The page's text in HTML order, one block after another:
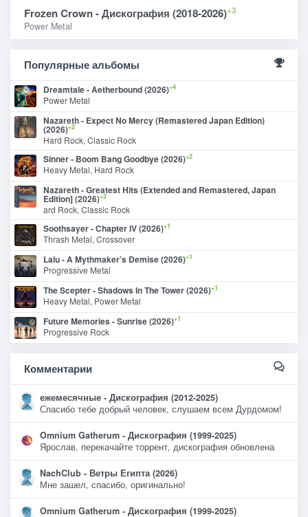
Frozen Crown - Дискография (2018-2026)+3
Power Metal
Популярные альбомы
Dreamtale - Aetherbound (2026)+4
Power Metal
Nazareth - Expect No Mercy (Remastered Japan Edition)
(2026)+2
Hard Rock, Classic Rock
Sinner - Boom Bang Goodbye (2026)+2
Heavy Metal, Hard Rock
Nazareth - Greatest Hits (Extended and Remastered, Japan
Edition] (2026)+2
ard Rock, Classic Rock
Soothsayer - Chapter IV (2026)+1
Thrash Metal, Crossover
Lalu - A Mythmaker’s Demise (2026)+1
Progressive Metal
The Scepter - Shadows In The Tower (2026)+1
Heavy Metal, Power Metal
Future Memories - Sunrise (2026)+1
Progressive Rock
Комментарии
ежемесячные - Дискография (2012-2025)
Спасибо тебе добрый человек, слушаем всем Дурдомом!
Omnium Gatherum - Дискография (1999-2025)
Ярослав, перекачайте торрент, дискография обновлена
NachClub - Ветры Египта (2026)
Мне зашел, спасибо, оригинально!
Omnium Gatherum - Дискография (1999-2025)